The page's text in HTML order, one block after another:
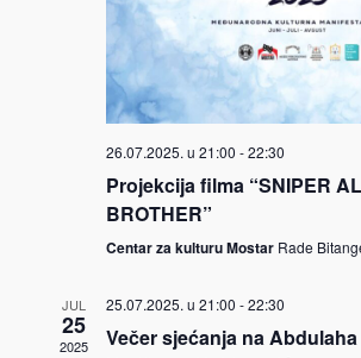
26.07.2025. u 21:00 -22:30
Projekcija filma “SNIPER
BROTHER”
Centar za kulturu Mostar Rade
JUL
25
2025
25.07.2025. u 21:00 -22:30
Večer sjećanja na